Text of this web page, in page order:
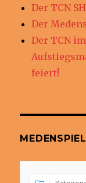
Der TCN
Der
Der TCN
feiert!